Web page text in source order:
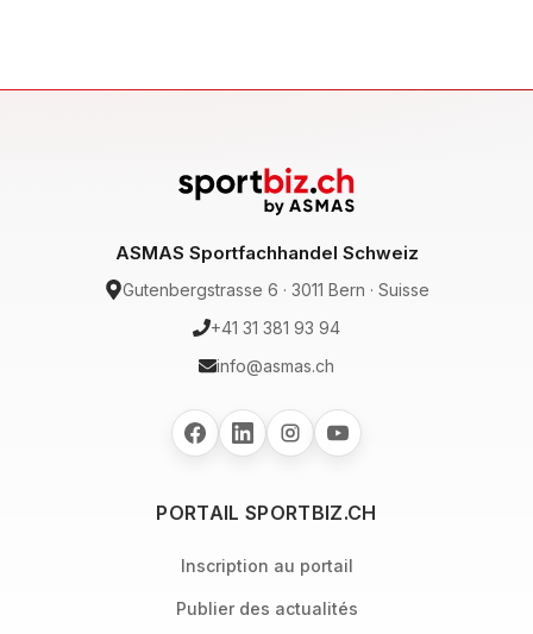
ASMAS Sportfachhandel Schweiz
Gutenbergstrasse 6 · 3011 Bern · Suisse
+41 31 381 93 94
info@asmas.ch
PORTAIL SPORTBIZ.CH
Inscription au portail
Publier des actualités